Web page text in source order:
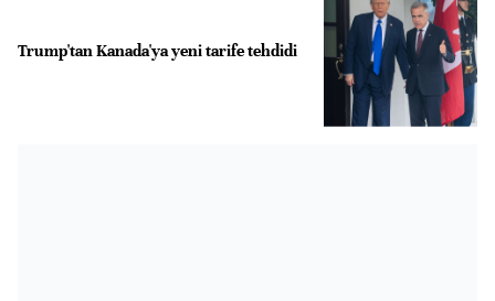
Trump'tan Kanada'ya yeni tarife tehdidi